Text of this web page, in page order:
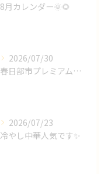
8月カレンダー🌞🌻⁡
2026/07/30
春日部市プレミアム商品券✨⁡
2026/07/23
冷やし中華人気です✨⁡